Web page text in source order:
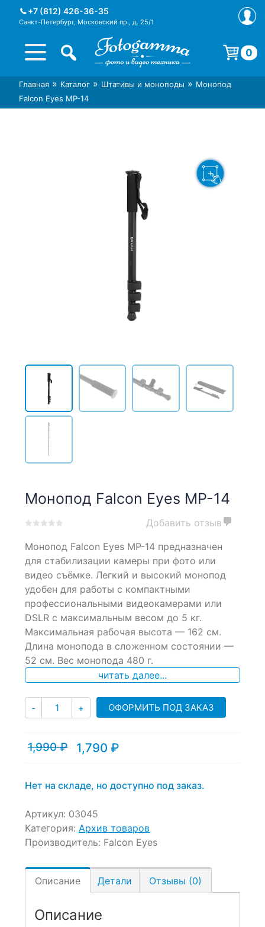
+7 (812) 426-36-35
Санкт-Петербург, Московский пр., д. 25/1
Интернет-магазин фототехники
Магазин фотоаксессуаров foto-
0
Корзина пуста.
Главная » Каталог » Штативы и моноподы » Монопод
Falcon Eyes MP-14
Монопод Falcon Eyes MP-14
out
based
on
customer
ratings
Добавить отзыв
Монопод Falcon Eyes MP-14 предназначен
для стабилизации камеры при фото или
видео съёмке. Легкий и высокий монопод
удобен для работы с компактными
профессиональными видеокамерами или
DSLR с максимальным весом до 5 кг.
Максимальная рабочая высота — 162 см.
Длина монопода в сложенном состоянии —
52 см. Вес монопода 480 г.
читать далее...
- Количество
+ ОФОРМИТЬ ПОД ЗАКАЗ
1,990₽
Первоначальная
1,990 ₽.
1,790 ₽
Текущая
Нет на складе, но доступно под заказ.
Артикул: 03045
Категория: Архив товаров
Производитель: Falcon Eyes
Описание Детали Отзывы (0)
Описание